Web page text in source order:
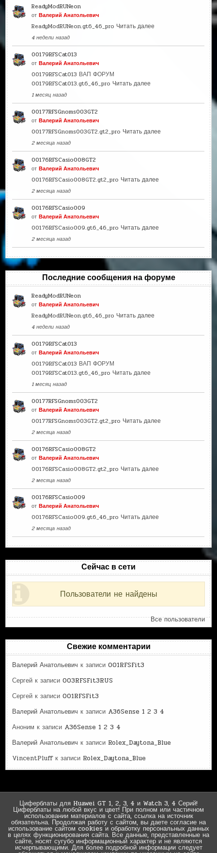
ReadyModRUNeon
отВалерий Анатольевич
ReadyModRUNeon.gt6_46_pro Читать далее
4 недели назад
00179RFSCat013
отВалерий Анатольевич
00179RFSCat013 ВАП ФОРУМ
00179RFSCat013.gt6_46_pro Читать далее
1 месяц назад
00177RFSGnoms003GT2
отВалерий Анатольевич
00177RFSGnoms003GT2.gt2_pro Читать далее
2 месяца назад
00176RFSCasio008GT2
отВалерий Анатольевич
00176RFSCasio008GT2.gt2_pro Читать далее
2 месяца назад
00176RFSCasio009
отВалерий Анатольевич
00176RFSCasio009.gt6_46_pro Читать далее
2 месяца назад
Последние сообщения на форуме
ReadyModRUNeon
отВалерий Анатольевич
ReadyModRUNeon.gt6_46_pro Читать далее
4 недели назад
00179RFSCat013
отВалерий Анатольевич
00179RFSCat013 ВАП ФОРУМ
00179RFSCat013.gt6_46_pro Читать далее
1 месяц назад
00177RFSGnoms003GT2
отВалерий Анатольевич
00177RFSGnoms003GT2.gt2_pro Читать далее
2 месяца назад
00176RFSCasio008GT2
отВалерий Анатольевич
00176RFSCasio008GT2.gt2_pro Читать далее
2 месяца назад
00176RFSCasio009
отВалерий Анатольевич
00176RFSCasio009.gt6_46_pro Читать далее
2 месяца назад
Сейчас в сети
Пользователи не найдены
Все пользователи
Свежие комментарии
Валерий Анатольевич к записи001RFSFit3
Сергей к записи003RFSFit3RUS
Сергей к записи001RFSFit3
Валерий Анатольевич к записи A36Sense 1 2 3 4
Аноним к записи A36Sense 1 2 3 4
Валерий Анатольевич к записи Rolex_Daytona_Blue
VincentPluffк записи Rolex_Daytona_Blue
Циферблаты для Huawei GT 1, 2, 3, 4 и Watch 3, 4 Серий!
Циферблаты на любой вкус и цвет! При полном или частичном
использовании материалов с сайта, ссылка на источник
обязательна. Продолжая работу с сайтом, вы даете согласие на
использование сайтом cookies и обработку персональных данных
в целях функционирования сайта. Все данные, представленные на
сайте, носят сугубо информационный характер и не являются
исчерпывающими. Для более подробной информации следует